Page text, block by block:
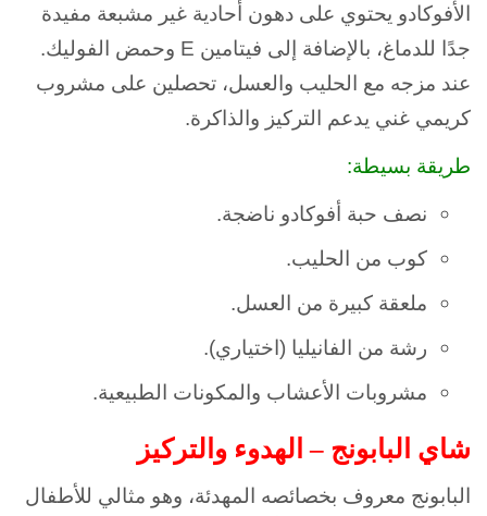
الأفوكادو يحتوي على دهون أحادية غير مشبعة مفيدة
جدًا للدماغ، بالإضافة إلى فيتامين E وحمض الفوليك.
عند مزجه مع الحليب والعسل، تحصلين على مشروب
كريمي غني يدعم التركيز والذاكرة.
طريقة بسيطة:
نصف حبة أفوكادو ناضجة.
كوب من الحليب.
ملعقة كبيرة من العسل.
رشة من الفانيليا (اختياري).
مشروبات الأعشاب والمكونات الطبيعية.
شاي البابونج – الهدوء والتركيز
البابونج معروف بخصائصه المهدئة، وهو مثالي للأطفال